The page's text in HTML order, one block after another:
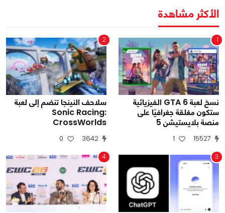
الأكثر مشاهدة
1
نسخ لعبة GTA 6 الفيزيائية
ستكون مغلقة جغرافيًا على
منصة بلايستيشن 5
15527
1
2
سلاحف النينجا تنضم إلى لعبة
Sonic Racing:
CrossWorlds
3642
0
3
4